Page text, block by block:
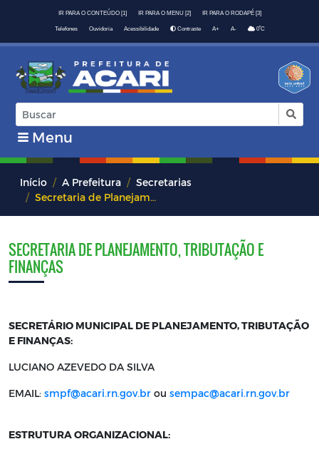
IR PARA O CONTEÚDO [1] IR PARA O MENU [2] IR PARA O RODAPÉ [3]
Telefones Ouvidoria Acessibilidade Contraste A+ A- 0ºC
Menu
Início A Prefeitura
Secretarias
Secretaria de Planejamento, tributação e Finanças
SECRETARIA DE PLANEJAMENTO, TRIBUTAÇÃO E
FINANÇAS
SECRETÁRIO MUNICIPAL DE PLANEJAMENTO, TRIBUTAÇÃO
E FINANÇAS:
LUCIANO AZEVEDO DA SILVA
EMAIL: smpf@acari.rn.gov.br ou sempac@acari.rn.gov.br
ESTRUTURA ORGANIZACIONAL: